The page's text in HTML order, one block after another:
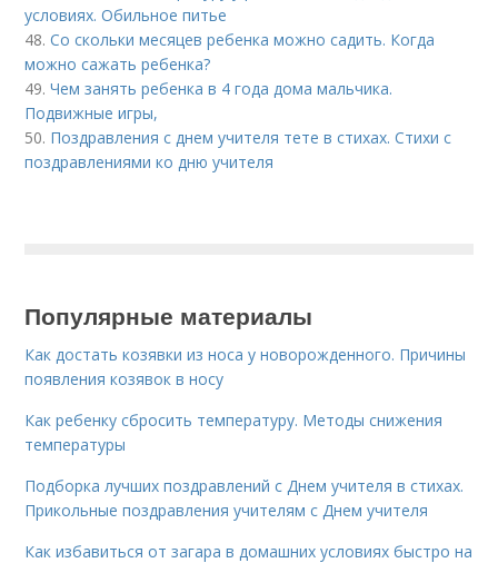
условиях. Обильное питье
48.Со скольки месяцев ребенка можно садить. Когда
можно сажать ребенка?
49.Чем занять ребенка в 4 года дома мальчика.
Подвижные игры,
50. Поздравления с днем учителя тете в стихах. Стихи с
поздравлениями ко дню учителя
Популярные материалы
Как достать козявки из носа у новорожденного. Причины
появления козявок в носу
Как ребенку сбросить температуру. Методы снижения
температуры
Подборка лучших поздравлений с Днем учителя в стихах.
Прикольные поздравления учителям с Днем учителя
Как избавиться от загара в домашних условиях быстро на